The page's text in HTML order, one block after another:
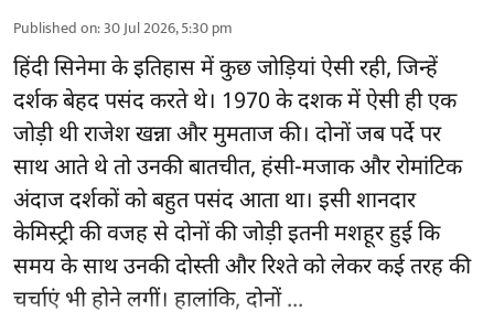
Published on:30 Jul 2026, 5:30 pm
हिंदी सिनेमा के इतिहास में कुछ जोड़ियां ऐसी रही, जिन्हें
दर्शक बेहद पसंद करते थे। 1970 के दशक में ऐसी ही एक
जोड़ी थी राजेश खन्ना और मुमताज की। दोनों जब पर्दे पर
साथ आते थे तो उनकी बातचीत, हंसी-मजाक और रोमांटिक
अंदाज दर्शकों को बहुत पसंद आता था। इसी शानदार
केमिस्ट्री की वजह से दोनों की जोड़ी इतनी मशहूर हुई कि
समय के साथ उनकी दोस्ती और रिश्ते को लेकर कई तरह की
चर्चाएं भी होने लगीं। हालांकि, दोनों ...